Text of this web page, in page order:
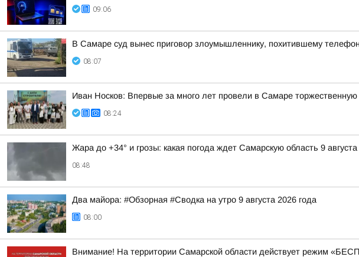
09:06
В Самаре суд вынес приговор злоумышленнику, похитившему
08:07
Иван Носков: Впервые за много лет провели в Самаре
08:24
Жара до +34° и грозы: какая погода ждет Самарскую область 9 августа
08:48
Два майора: #Обзорная #Сводка на утро 9 августа 2026 года
08:00
Внимание! На территории Самарской области действует режим